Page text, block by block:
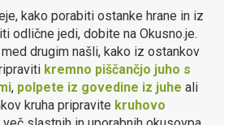
kako porabiti ostanke hrane in iz
odlične jedi, dobite na Okusno.je.
drugim našli, kako iz ostankov
kremno piščančjo juho s
, polpete iz govedine iz juhe ali
kruha pripravite kruhovo